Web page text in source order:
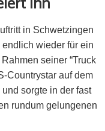
in Schwetzingen
wieder für ein
seiner “Truck
Countrystar auf dem
sorgte in der fast
rundum gelungenen